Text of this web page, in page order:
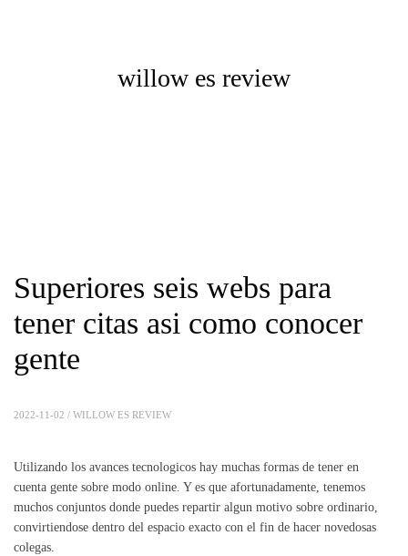
willow es review
Superiores seis webs para
tener citas asi­ como conocer
gente
2022-11-02 / WILLOW ES REVIEW
Utilizando los avances tecnologicos hay muchas formas de tener en
cuenta gente sobre modo online. Y es que afortunadamente, tenemos
muchos conjuntos donde puedes repartir algun motivo sobre ordinario,
convirtiendose dentro del espacio exacto con el fin de hacer novedosas
colegas.